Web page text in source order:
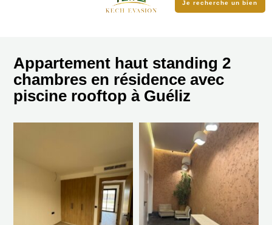
Je recherche un bien
Appartement haut standing 2
chambres en résidence avec
piscine rooftop à Guéliz